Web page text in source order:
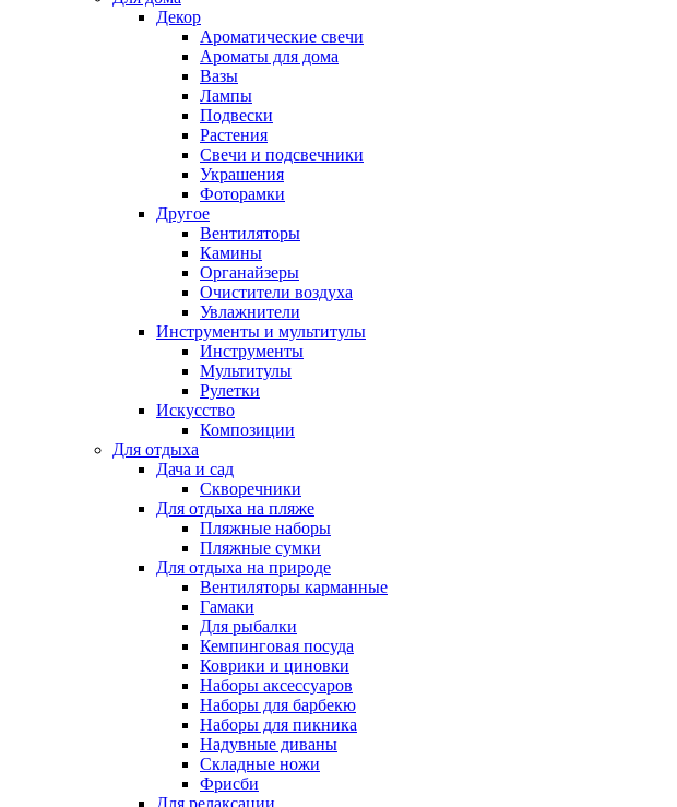
Декор
Ароматические свечи
Ароматы для дома
Вазы
Лампы
Подвески
Растения
Свечи и подсвечники
Украшения
Фоторамки
Другое
Вентиляторы
Камины
Органайзеры
Очистители воздуха
Увлажнители
Инструменты и мультитулы
Инструменты
Мультитулы
Рулетки
Искусство
Композиции
Для отдыха
Дача и сад
Скворечники
Для отдыха на пляже
Пляжные наборы
Пляжные сумки
Для отдыха на природе
Вентиляторы карманные
Гамаки
Для рыбалки
Кемпинговая посуда
Коврики и циновки
Наборы аксессуаров
Наборы для барбекю
Наборы для пикника
Надувные диваны
Складные ножи
Фрисби
Для релаксации